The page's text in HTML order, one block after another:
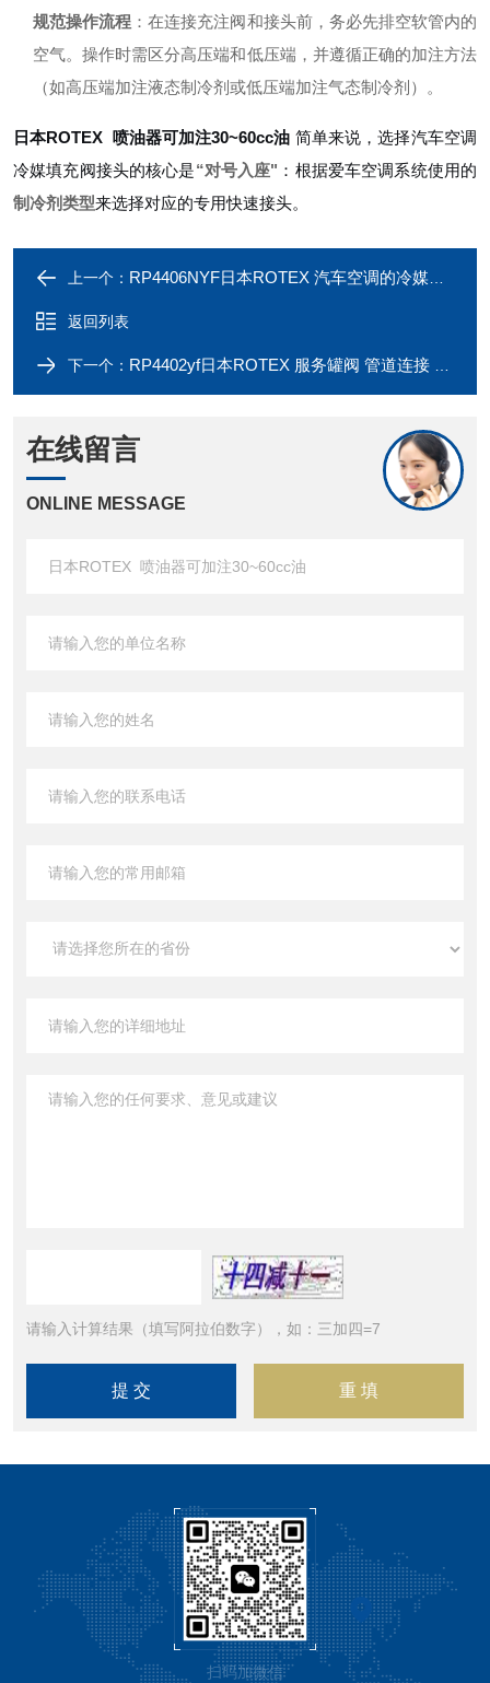
规范操作流程 ：在连接充注阀和接头前，务必先排空软管内的
空气。操作时需区分高压端和低压端，并遵循正确的加注方法
（如高压端加注液态制冷剂或低压端加注气态制冷剂）。
日本ROTEX 喷油器可加注30~60cc油 简单来说，选择汽车空调
冷媒填充阀接头的核心是“对号入座" ：根据爱车空调系统使用的
制冷剂类型来选择对应的专用快速接头。
上一个： RP4406NYF日本ROTEX 汽车空调的冷媒用快速接头
返回列表
下一个： RP4402yf日本ROTEX 服务罐阀 管道连接 阀门
在线留言
ONLINE MESSAGE
请输入计算结果（填写阿拉伯数字），如：三加四=7
扫码加微信